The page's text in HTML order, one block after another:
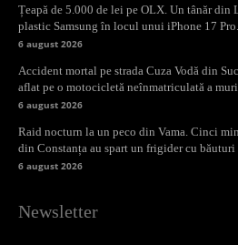
Țeapă de 5.000 de lei pe OLX. Un tânăr din
plastic Samsung în locul unui iPhone 17
6 august 2026
Accident mortal pe strada Cuza Vodă din
aflat pe o motocicletă neînmatriculată a
6 august 2026
Raid nocturn la un peco din Vama. Cinci
din Constanța au spart un frigider cu băuturi
6 august 2026
Newsletter